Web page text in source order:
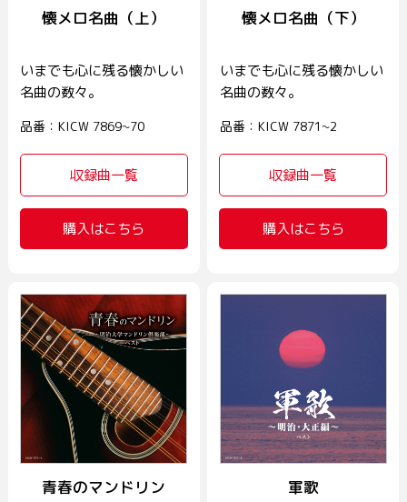
懐メロ名曲（上）
いまでも心に残る懐かしい
名曲の数々。
品番：KICW 7869~70
収録曲一覧
購入はこちら
懐メロ名曲（下）
いまでも心に残る懐かしい
名曲の数々。
品番：KICW 7871~2
収録曲一覧
購入はこちら
青春のマンドリン 軍歌